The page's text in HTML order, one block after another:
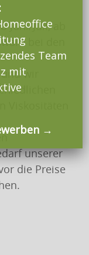
Juni/Juli, ab
bei den
wir
unserer
die Preise
Team
mit
→